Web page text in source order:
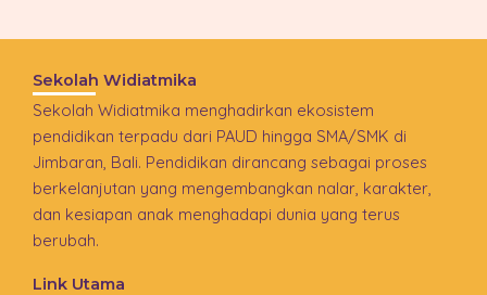
Sekolah Widiatmika
Sekolah Widiatmika menghadirkan ekosistem
pendidikan terpadu dari PAUD hingga SMA/SMK di
Jimbaran, Bali. Pendidikan dirancang sebagai proses
berkelanjutan yang mengembangkan nalar, karakter,
dan kesiapan anak menghadapi dunia yang terus
berubah.
Link Utama